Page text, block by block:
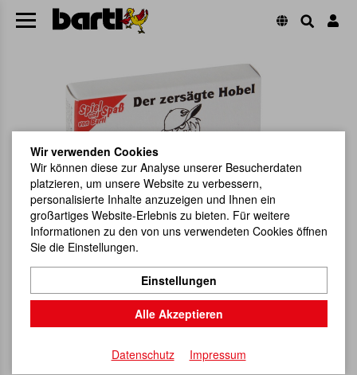
Wir verwenden Cookies
Wir können diese zur Analyse unserer Besucherdaten
platzieren, um unsere Website zu verbessern,
personalisierte Inhalte anzuzeigen und Ihnen ein
großartiges Website-Erlebnis zu bieten. Für weitere
Informationen zu den von uns verwendeten Cookies öffnen
Sie die Einstellungen.
Einstellungen
Alle Akzeptieren
Datenschutz Impressum